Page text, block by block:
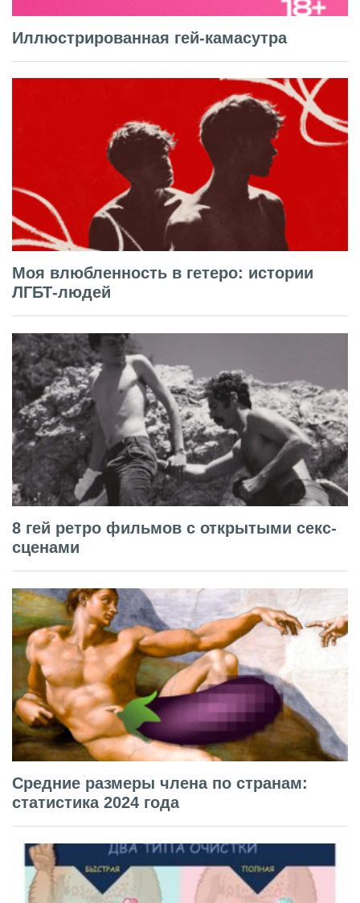
Иллюстрированная гей-камасутра
Моя влюбленность в гетеро: истории
ЛГБТ-людей
8 гей ретро фильмов с открытыми секс-
сценами
Средние размеры члена по странам:
статистика 2024 года